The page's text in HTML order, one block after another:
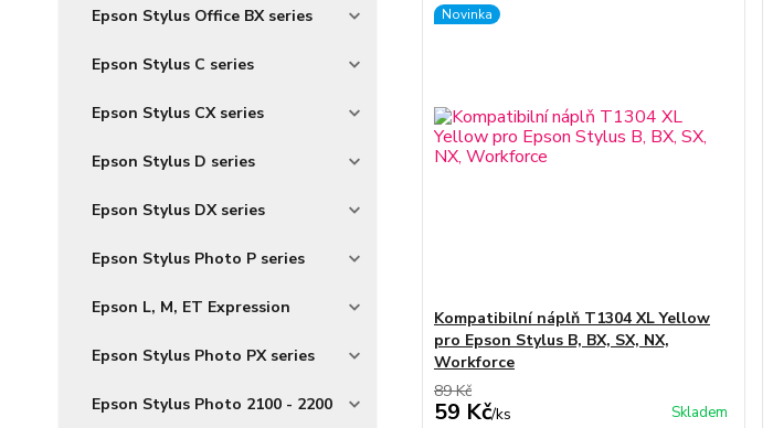
Epson Stylus Office BX series
Epson Stylus C series
Epson Stylus CX series
Epson Stylus D series
Epson Stylus DX series
Epson Stylus Photo P series
Epson L, M, ET Expression
Epson Stylus Photo PX series
Epson Stylus Photo 2100 - 2200
Novinka
Kompatibilní náplň T1304 XL Yellow
pro Epson Stylus B, BX, SX, NX,
Workforce
89 Kč
59 Kč/ks Skladem